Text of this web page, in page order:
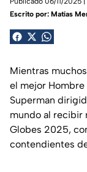
Escrito por: Matías
Mientras
el mejor
Superman
mundo al recibir
Globes 2025,
contendientes